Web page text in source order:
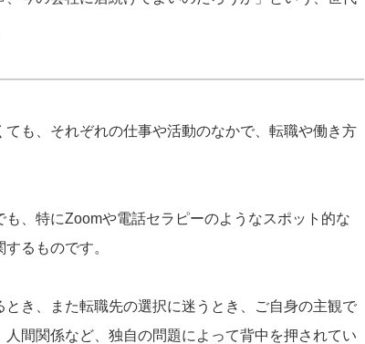
も、それぞれの仕事や活動のなかで、転職や働き方
、特にZoomや電話セラピーのようなスポット的な
るものです。
き、また転職先の選択に迷うとき、ご自身の主観で
間関係など、独自の問題によって背中を押されてい